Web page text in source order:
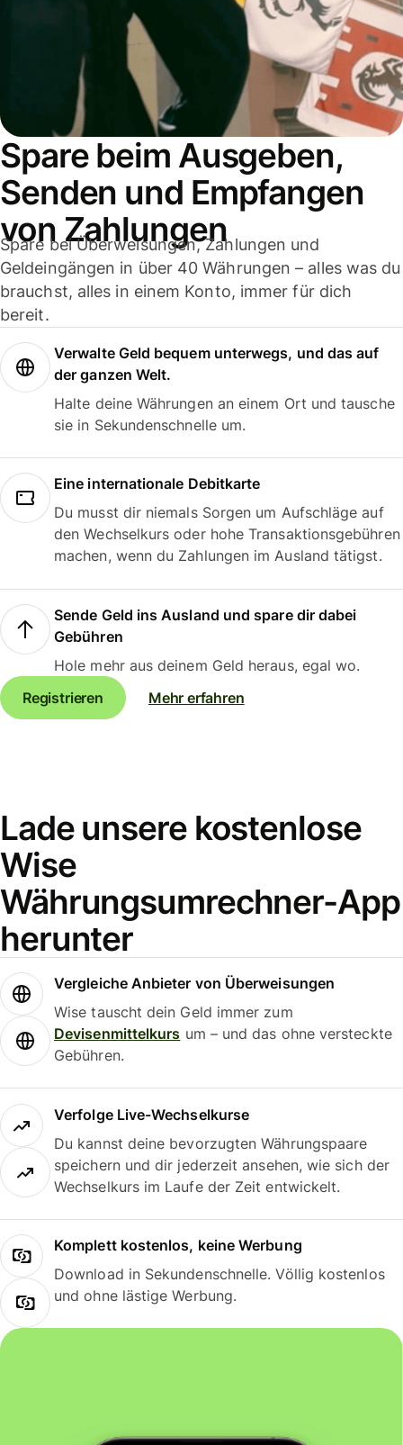
Spare beim Ausgeben,
Senden und Empfangen
von Zahlungen
Spare bei Überweisungen, Zahlungen und
Geldeingängen in über 40 Währungen – alles was du
brauchst, alles in einem Konto, immer für dich
bereit.
Verwalte Geld bequem unterwegs, und das auf
der ganzen Welt.
Halte deine Währungen an einem Ort und tausche
sie in Sekundenschnelle um.
Eine internationale Debitkarte
Du musst dir niemals Sorgen um Aufschläge auf
den Wechselkurs oder hohe Transaktionsgebühren
machen, wenn du Zahlungen im Ausland tätigst.
Sende Geld ins Ausland und spare dir dabei
Gebühren
Hole mehr aus deinem Geld heraus, egal wo.
Registrieren
Mehr erfahren
Lade unsere kostenlose
Wise
Währungsumrechner-App
herunter
Vergleiche Anbieter von Überweisungen
Wise tauscht dein Geld immer zum
Devisenmittelkurs um – und das ohne versteckte
Gebühren.
Verfolge Live-Wechselkurse
Du kannst deine bevorzugten Währungspaare
speichern und dir jederzeit ansehen, wie sich der
Wechselkurs im Laufe der Zeit entwickelt.
Komplett kostenlos, keine Werbung
Download in Sekundenschnelle. Völlig kostenlos
und ohne lästige Werbung.